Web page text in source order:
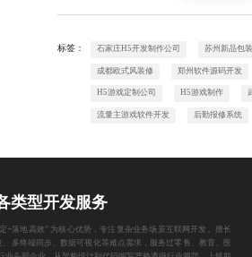
标签： 石家庄H5开发制作公司 苏州新品包
成都欧式风装修 郑州软件源码开发
H5游戏定制公司 H5游戏制作
流量主游戏软件开发 后勤报修系统
类型开发服务
+落地高效” 为核心优势，专注复杂业务场景互联网开发。擅长
、多终端同步、数据可视化等难点需求，服务过零售、教育、医